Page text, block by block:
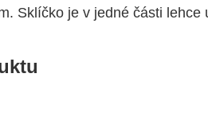
Sklíčko je v jedné části lehce